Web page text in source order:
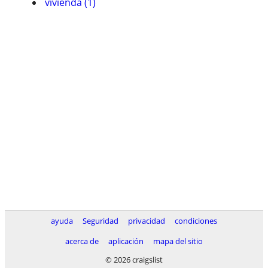
ayuda Seguridad privacidad
condiciones
acerca de
aplicación
mapa del sitio
© 2026 craigslist